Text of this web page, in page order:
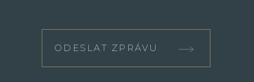
ODESLAT ZPRÁVU